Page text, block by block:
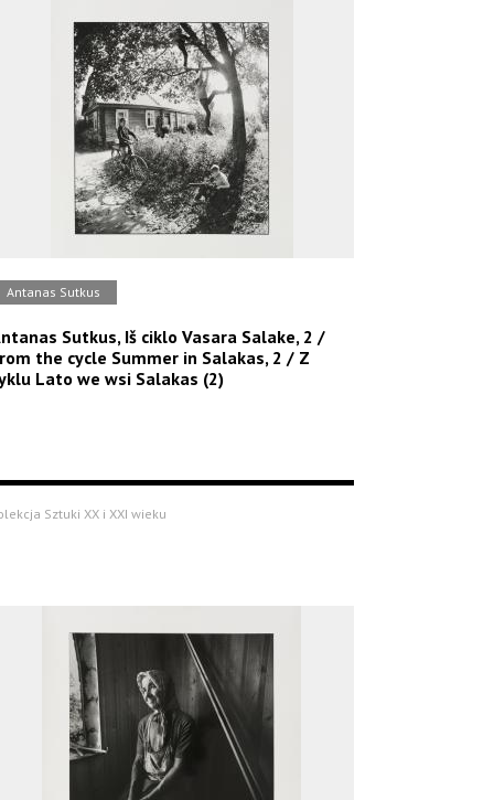
Antanas Sutkus
Sutkus, Iš ciklo Vasara Salake, 2 /
the cycle Summer in Salakas, 2 / Z
Lato we wsi Salakas (2)
Sztuki XX i XXI wieku